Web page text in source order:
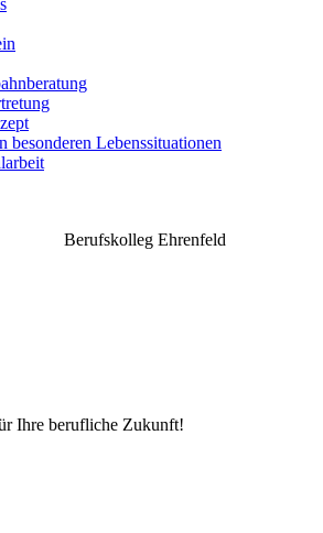
besonderen Lebenssituationen
Ihre berufliche Zukunft!